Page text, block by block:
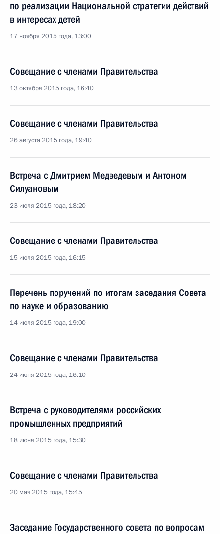
по реализации Национальной стратегии действий
в интересах детей
17 ноября 2015 года, 13:00
Совещание с членами Правительства
13 октября 2015 года, 16:40
Совещание с членами Правительства
26 августа 2015 года, 19:40
Встреча с Дмитрием Медведевым и Антоном
Силуановым
23 июля 2015 года, 18:20
Совещание с членами Правительства
15 июля 2015 года, 16:15
Перечень поручений по итогам заседания Совета
по науке и образованию
14 июля 2015 года, 19:00
Совещание с членами Правительства
24 июня 2015 года, 16:10
Встреча с руководителями российских
промышленных предприятий
18 июня 2015 года, 15:30
Совещание с членами Правительства
20 мая 2015 года, 15:45
Заседание Государственного совета по вопросам